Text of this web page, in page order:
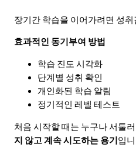
장기간 학습을 이어가려면 성
효과적인 동기부여 방법
학습 진도 시각화
단계별 성취 확인
개인화된 학습 알림
정기적인 레벨 테스트
처음 시작할 때는 누구나 서툴
지 않고 계속 시도하는 용기입